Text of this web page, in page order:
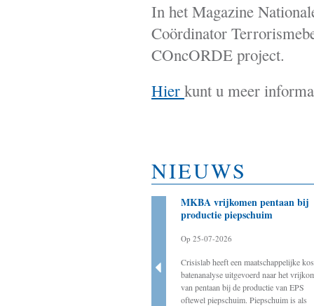
In het Magazine
Coördinator
COncORDE project.
Hier kunt u meer
NIEUWS
Crisislab ondersteunt de werkgroep BOVEN
MKBA vrijkomen pentaan bij
productie piepschuim
Op 25-07-2026
Crisislab heeft een maatschappelijke
batenanalyse uitgevoerd naar het
van pentaan bij de productie van EPS
oftewel piepschuim. Piepschuim is als